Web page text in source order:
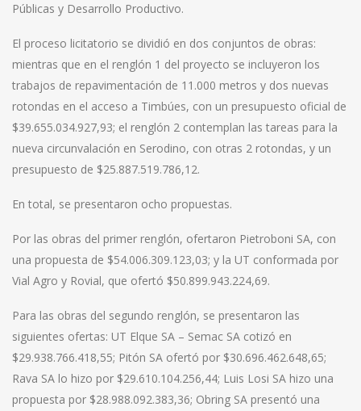
Públicas y Desarrollo Productivo.
El proceso licitatorio se dividió en dos conjuntos de obras:
mientras que en el renglón 1 del proyecto se incluyeron los
trabajos de repavimentación de 11.000 metros y dos nuevas
rotondas en el acceso a Timbúes, con un presupuesto oficial de
$39.655.034.927,93; el renglón 2 contemplan las tareas para la
nueva circunvalación en Serodino, con otras 2 rotondas, y un
presupuesto de $25.887.519.786,12.
En total, se presentaron ocho propuestas.
Por las obras del primer renglón, ofertaron Pietroboni SA, con
una propuesta de $54.006.309.123,03; y la UT conformada por
Vial Agro y Rovial, que ofertó $50.899.943.224,69.
Para las obras del segundo renglón, se presentaron las
siguientes ofertas: UT Elque SA – Semac SA cotizó en
$29.938.766.418,55; Pitón SA ofertó por $30.696.462.648,65;
Rava SA lo hizo por $29.610.104.256,44; Luis Losi SA hizo una
propuesta por $28.988.092.383,36; Obring SA presentó una